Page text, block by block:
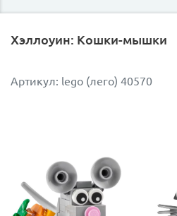
Хэллоуин: Кошки-мышки
Артикул: lego (лего) 40570